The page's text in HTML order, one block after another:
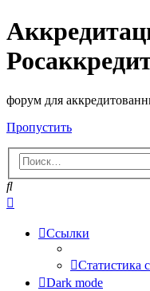
форум для
Пропустить
Поиск
Ссылки
Статистика
Dark mode